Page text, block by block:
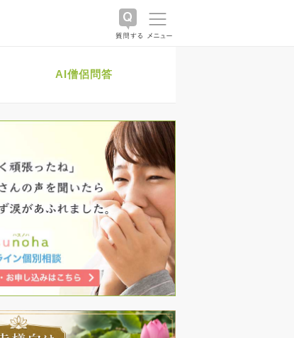
AI僧侶問答